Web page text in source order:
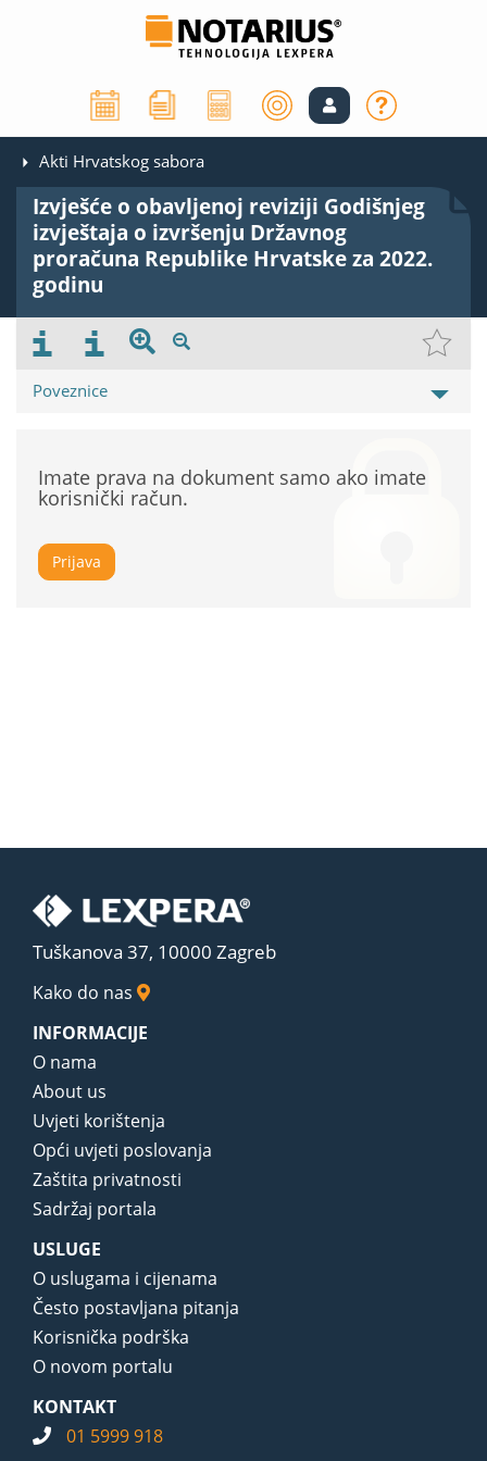
Akti Hrvatskog sabora
Izvješće o obavljenoj reviziji Godišnjeg
izvještaja o izvršenju Državnog
proračuna Republike Hrvatske za 2022.
godinu
Poveznice
Imate prava na dokument samo ako imate
korisnički račun.
Prijava
Tuškanova 37, 10000 Zagreb
Kako do nas
INFORMACIJE
O nama
About us
Uvjeti korištenja
Opći uvjeti poslovanja
Zaštita privatnosti
Sadržaj portala
USLUGE
O uslugama i cijenama
Često postavljana pitanja
Korisnička podrška
O novom portalu
KONTAKT
01 5999 918